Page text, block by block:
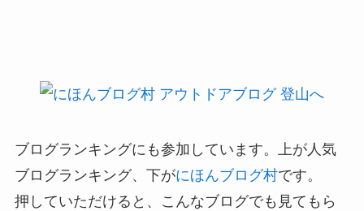
ブログランキングにも参加しています。上が人気
ブログランキング、下がにほんブログ村です。
押していただけると、こんなブログでも見てもら